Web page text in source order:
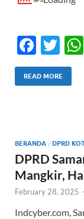
F
ac
e
o
k
T
w
itt
READ MORE
BERANDA / DPRD
DPRD
Mangkir,
February 28, 2025 -
Indcyber.com,